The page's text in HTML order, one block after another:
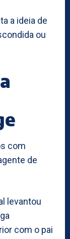
a ideia de
ou
com
de
levantou
com o pai